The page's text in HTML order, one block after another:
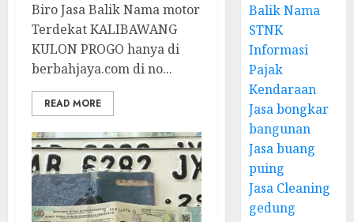
Biro Jasa Balik Nama motor
Terdekat KALIBAWANG
KULON PROGO hanya di
berbahjaya.com di no...
READ MORE
Balik Nama
STNK
Informasi
Pajak
Kendaraan
Jasa bongkar
bangunan
Jasa buang
puing
Jasa Cleaning
gedung